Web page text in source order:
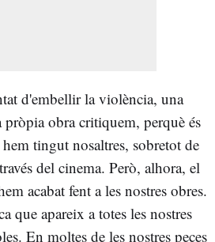
d'embellir la violència, una
pròpia obra critiquem, perquè és
tingut nosaltres, sobretot de
del cinema. Però, alhora, el
acabat fent a les nostres obres.
que apareix a totes les nostres
En moltes de les nostres peces